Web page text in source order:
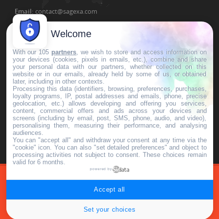
Email: contact@sagexa.com
Clients &Témoignages
" Le stage s'est très bien déroulé, dans une bonne
ambiance, et bien mené par le formateur."
E.P., DRASS Caen
Activateur France Num
DÉVELOPPEUR FORMATION SERVEUR TARIFS CONTACT
Welcome
With our 105 partners , we wish to store and access information on
your devices (cookies, pixels in emails, etc.), combine and share
your personal data with our partners, whether collected on this
website or in our emails, already held by some of us, or obtained
later, including in other contexts.
Processing this data (identifiers, browsing, preferences, purchases,
loyalty programs, IP, postal addresses and emails, phone, precise
geolocation, etc.) allows developing and offering you services,
content, commercial offers and ads across your devices and
screens (including by email, post, SMS, phone, audio, and video),
personalising them, measuring their performance, and analysing
audiences.
You can "accept all" and withdraw your consent at any time via the
"cookie" icon . You can also "set detailed preferences" and object to
processing activities not subject to consent. These choices remain
valid for 6 months.
powered by
Set your choices
Accept all